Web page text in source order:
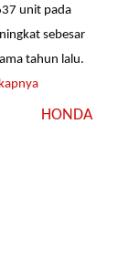
unit pada
sebesar
tahun lalu.
HONDA